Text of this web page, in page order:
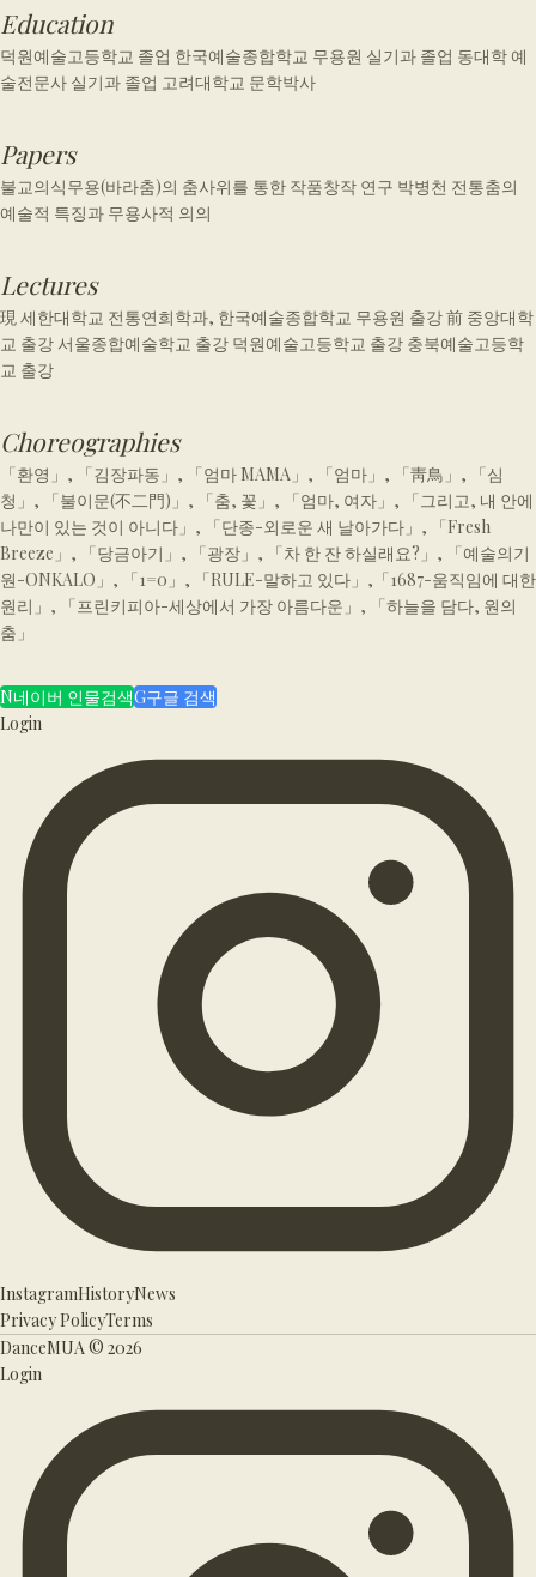
Education
덕원예술고등학교 졸업 한국예술종합학교 무용원 실기과 졸업 동대학 예
술전문사 실기과 졸업 고려대학교 문학박사
Papers
불교의식무용(바라춤)의 춤사위를 통한 작품창작 연구 박병천 전통춤의
예술적 특징과 무용사적 의의
Lectures
現 세한대학교 전통연희학과, 한국예술종합학교 무용원 출강 前 중앙대학
교 출강 서울종합예술학교 출강 덕원예술고등학교 출강 충북예술고등학
교 출강
Choreographies
「환영」, 「김장파동」, 「엄마 MAMA」, 「엄마」, 「靑鳥」, 「심
청」, 「불이문(不二門)」, 「춤, 꽃」, 「엄마, 여자」, 「그리고, 내 안에
나만이 있는 것이 아니다」, 「단종-외로운 새 날아가다」, 「Fresh
Breeze」, 「당금아기」, 「광장」, 「차 한 잔 하실래요?」, 「예술의기
원-ONKALO」, 「1=0」, 「RULE-말하고 있다」,「1687-움직임에 대한
원리」, 「프린키피아-세상에서 가장 아름다운」, 「하늘을 담다, 원의
춤」
N네이버 인물검색G구글 검색
Login
InstagramHistoryNews
Privacy PolicyTerms
DanceMUA © 2026
Login